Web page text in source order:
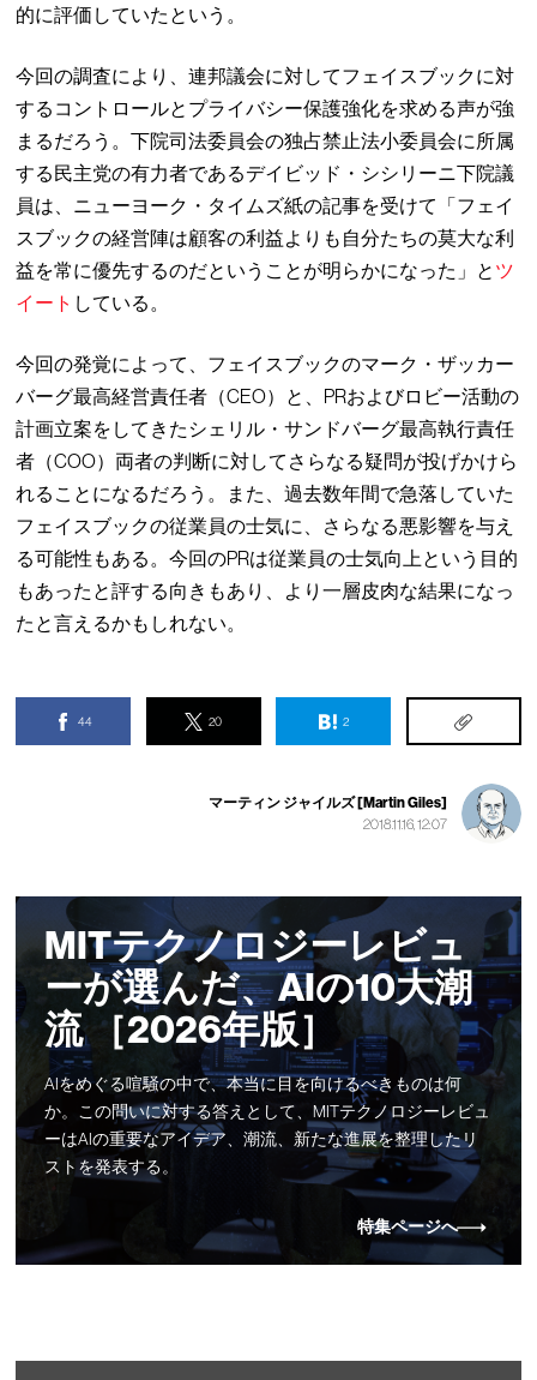
的に評価していたという。
今回の調査により、連邦議会に対してフェイスブックに対
するコントロールとプライバシー保護強化を求める声が強
まるだろう。下院司法委員会の独占禁止法小委員会に所属
する民主党の有力者であるデイビッド・シシリーニ下院議
員は、ニューヨーク・タイムズ紙の記事を受けて「フェイ
スブックの経営陣は顧客の利益よりも自分たちの莫大な利
益を常に優先するのだということが明らかになった」と ツ
イート している。
今回の発覚によって、フェイスブックのマーク・ザッカー
バーグ最高経営責任者（CEO）と、PRおよびロビー活動の
計画立案をしてきたシェリル・サンドバーグ最高執行責任
者（COO）両者の判断に対してさらなる疑問が投げかけら
れることになるだろう。また、過去数年間で急落していた
フェイスブックの従業員の士気に、さらなる悪影響を与え
る可能性もある。今回のPRは従業員の士気向上という目的
もあったと評する向きもあり、より一層皮肉な結果になっ
たと言えるかもしれない。
44 20 2
マーティン ジャイルズ [Martin Giles]
2018.11.16, 12:07
MITテクノロジーレビュ
ーが選んだ、AIの10大潮
流 ［2026年版］
AIをめぐる喧騒の中で、本当に目を向けるべきものは何
か。この問いに対する答えとして、MITテクノロジーレビュ
ーはAIの重要なアイデア、潮流、新たな進展を整理したリ
ストを発表する。
特集ページへ